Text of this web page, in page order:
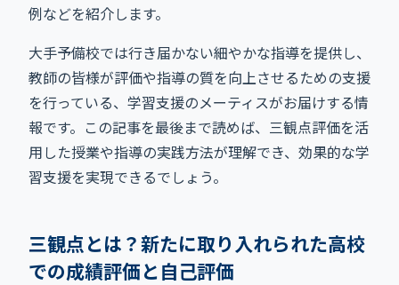
例などを紹介します。
大手予備校では行き届かない細やかな指導を提供し、
教師の皆様が評価や指導の質を向上させるための支援
を行っている、学習支援のメーティスがお届けする情
報です。この記事を最後まで読めば、三観点評価を活
用した授業や指導の実践方法が理解でき、効果的な学
習支援を実現できるでしょう。
三観点とは？新たに取り入れられた高校
での成績評価と自己評価